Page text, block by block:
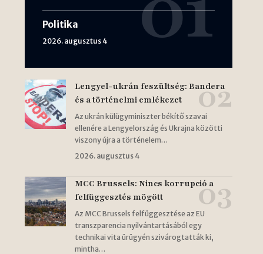
Politika
2026. augusztus 4
Lengyel-ukrán feszültség: Bandera
és a történelmi emlékezet
Az ukrán külügyminiszter békítő szavai
ellenére a Lengyelország és Ukrajna közötti
viszony újra a történelem…
2026. augusztus 4
MCC Brussels: Nincs korrupció a
felfüggesztés mögött
Az MCC Brussels felfüggesztése az EU
transzparencia nyilvántartásából egy
technikai vita ürügyén szivárogtatták ki,
mintha…